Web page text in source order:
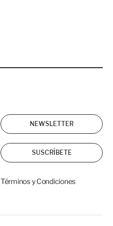
NEWSLETTER
SUSCRÍBETE
Términos y Condiciones